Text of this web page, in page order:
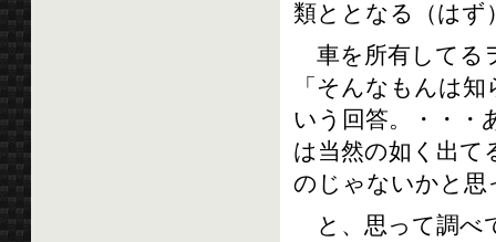
類ととなる（はず
車を所有してる
「そんなもんは
いう回答。・・・
は当然の如く出て
のじゃないかと思
と、思って調べ